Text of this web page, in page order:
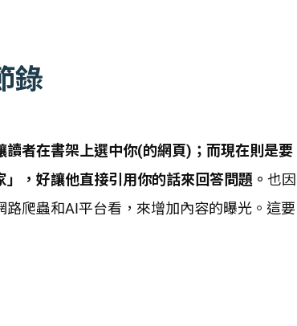
錄
者在書架上選中你(的網頁)；而現在則是要
，好讓他直接引用你的話來回答問題。 也因
爬蟲和AI平台看，來增加內容的曝光。這要